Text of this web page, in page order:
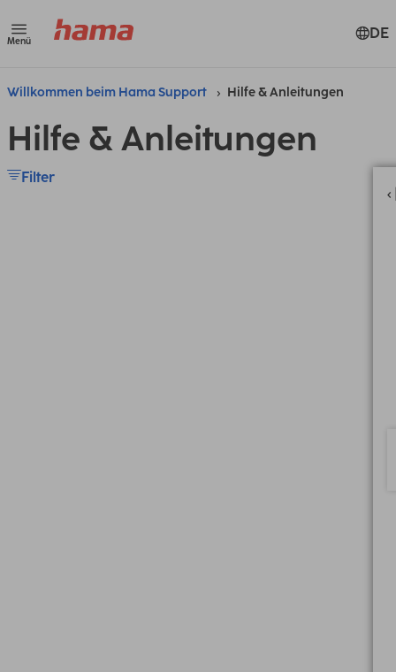
Menü DE
Willkommen beim Hama Support Hilfe & Anleitungen
Hilfe & Anleitungen
Filter